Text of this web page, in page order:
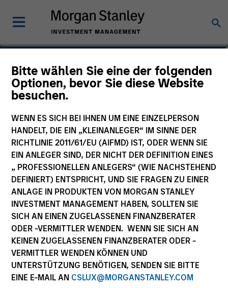
Bitte wählen Sie eine der folgenden
Optionen, bevor Sie diese Website
besuchen.
WENN ES SICH BEI IHNEN UM EINE EINZELPERSON
HANDELT, DIE EIN „KLEINANLEGER“ IM SINNE DER
RICHTLINIE 2011/61/EU (AIFMD) IST, ODER WENN SIE
EIN ANLEGER SIND, DER NICHT DER DEFINITION EINES
„ PROFESSIONELLEN ANLEGERS“ (WIE NACHSTEHEND
DEFINIERT) ENTSPRICHT, UND SIE FRAGEN ZU EINER
ANLAGE IN PRODUKTEN VON MORGAN STANLEY
INVESTMENT MANAGEMENT HABEN, SOLLTEN SIE
SICH AN EINEN ZUGELASSENEN FINANZBERATER
ODER -VERMITTLER WENDEN. WENN SIE SICH AN
KEINEN ZUGELASSENEN FINANZBERATER ODER -
VERMITTLER WENDEN KÖNNEN UND
UNTERSTÜTZUNG BENÖTIGEN, SENDEN SIE BITTE
EINE E-MAIL AN CSLUX@MORGANSTANLEY.COM
Shuai Zhang, CFA
Managing Director